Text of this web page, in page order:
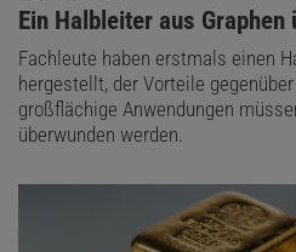
:
Ein Halbleiter aus
Fachleute haben erstmals einen
hergestellt, der Vorteile
großflächige Anwendungen
überwunden werden.